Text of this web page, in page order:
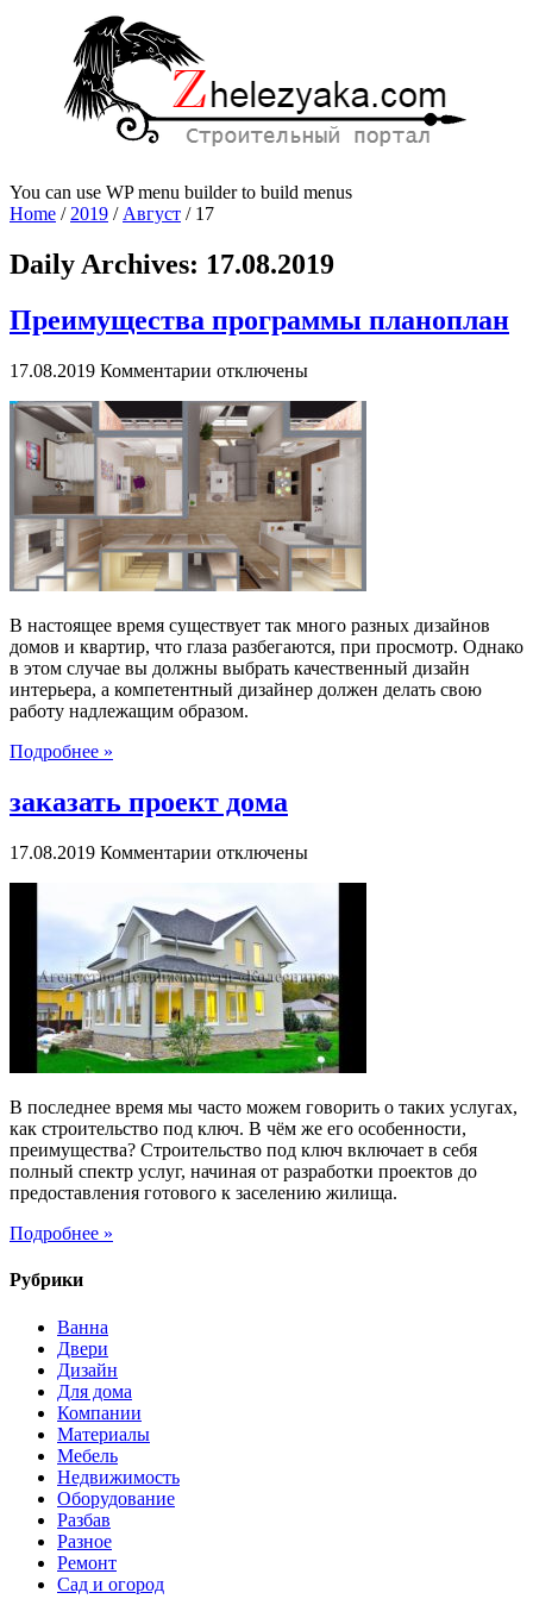
You can use WP menu builder to build menus
Home /2019 /Август / 17
Daily Archives: 17.08.2019
Преимущества программы планоплан
17.08.2019 Комментарии к
Преимущества
программы
планоплан
отключены
В настоящее время существует так много разных дизайнов
домов и квартир, что глаза разбегаются, при просмотр. Однако
в этом случае вы должны выбрать качественный дизайн
интерьера, а компетентный дизайнер должен делать свою
работу надлежащим образом.
Подробнее »
заказать проект дома
17.08.2019 Комментарии к
проект
дома
отключены
В последнее время мы часто можем говорить о таких услугах,
как строительство под ключ. В чём же его особенности,
преимущества? Строительство под ключ включает в себя
полный спектр услуг, начиная от разработки проектов до
предоставления готового к заселению жилища.
Подробнее »
Рубрики
Ванна
Двери
Дизайн
Для дома
Компании
Материалы
Мебель
Недвижимость
Оборудование
Разбав
Разное
Ремонт
Сад и огород